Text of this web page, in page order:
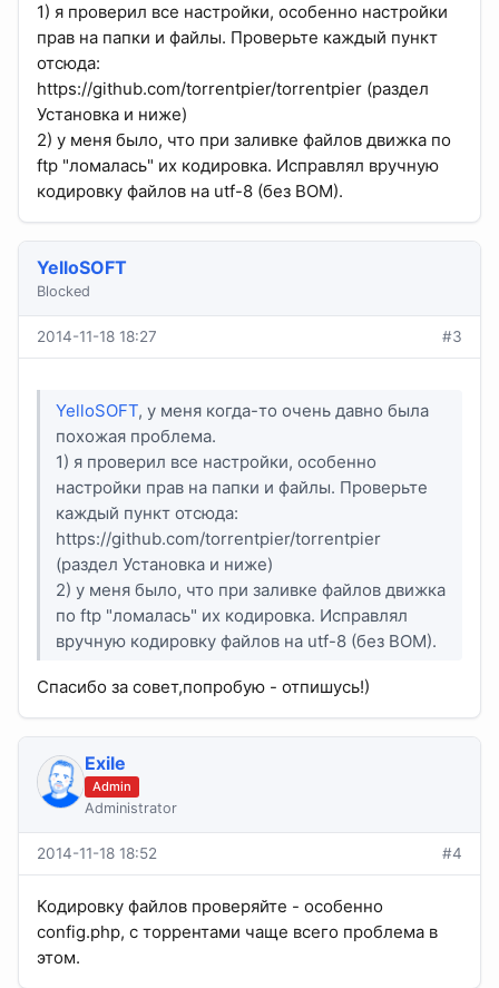
1) я проверил все настройки, особенно настройки
прав на папки и файлы. Проверьте каждый пункт
отсюда:
https://github.com/torrentpier/torrentpier (раздел
Установка и ниже)
2) у меня было, что при заливке файлов движка по
ftp "ломалась" их кодировка. Исправлял вручную
кодировку файлов на utf-8 (без BOM).
YelloSOFT
Blocked
2014-11-18 18:27 #3
YelloSOFT, у меня когда-то очень давно была
похожая проблема.
1) я проверил все настройки, особенно
настройки прав на папки и файлы. Проверьте
каждый пункт отсюда:
https://github.com/torrentpier/torrentpier
(раздел Установка и ниже)
2) у меня было, что при заливке файлов движка
по ftp "ломалась" их кодировка. Исправлял
вручную кодировку файлов на utf-8 (без BOM).
Спасибо за совет,попробую - отпишусь!)
Exile
Admin
Administrator
2014-11-18 18:52 #4
Кодировку файлов проверяйте - особенно
config.php, с торрентами чаще всего проблема в
этом.